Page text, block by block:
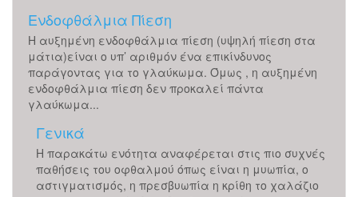
Ενδοφθάλμια Πίεση
Η αυξημένη ενδοφθάλμια πίεση (υψηλή πίεση στα
μάτια)είναι ο υπ’ αριθμόν ένα επικίνδυνος
παράγοντας για το γλαύκωμα. Όμως , η αυξημένη
ενδοφθάλμια πίεση δεν προκαλεί πάντα
γλαύκωμα...
Γενικά
Η παρακάτω ενότητα αναφέρεται στις πιο συχνές
παθήσεις του οφθαλμού όπως είναι η μυωπία, ο
αστιγματισμός, η πρεσβυωπία η κρίθη το χαλάζιο